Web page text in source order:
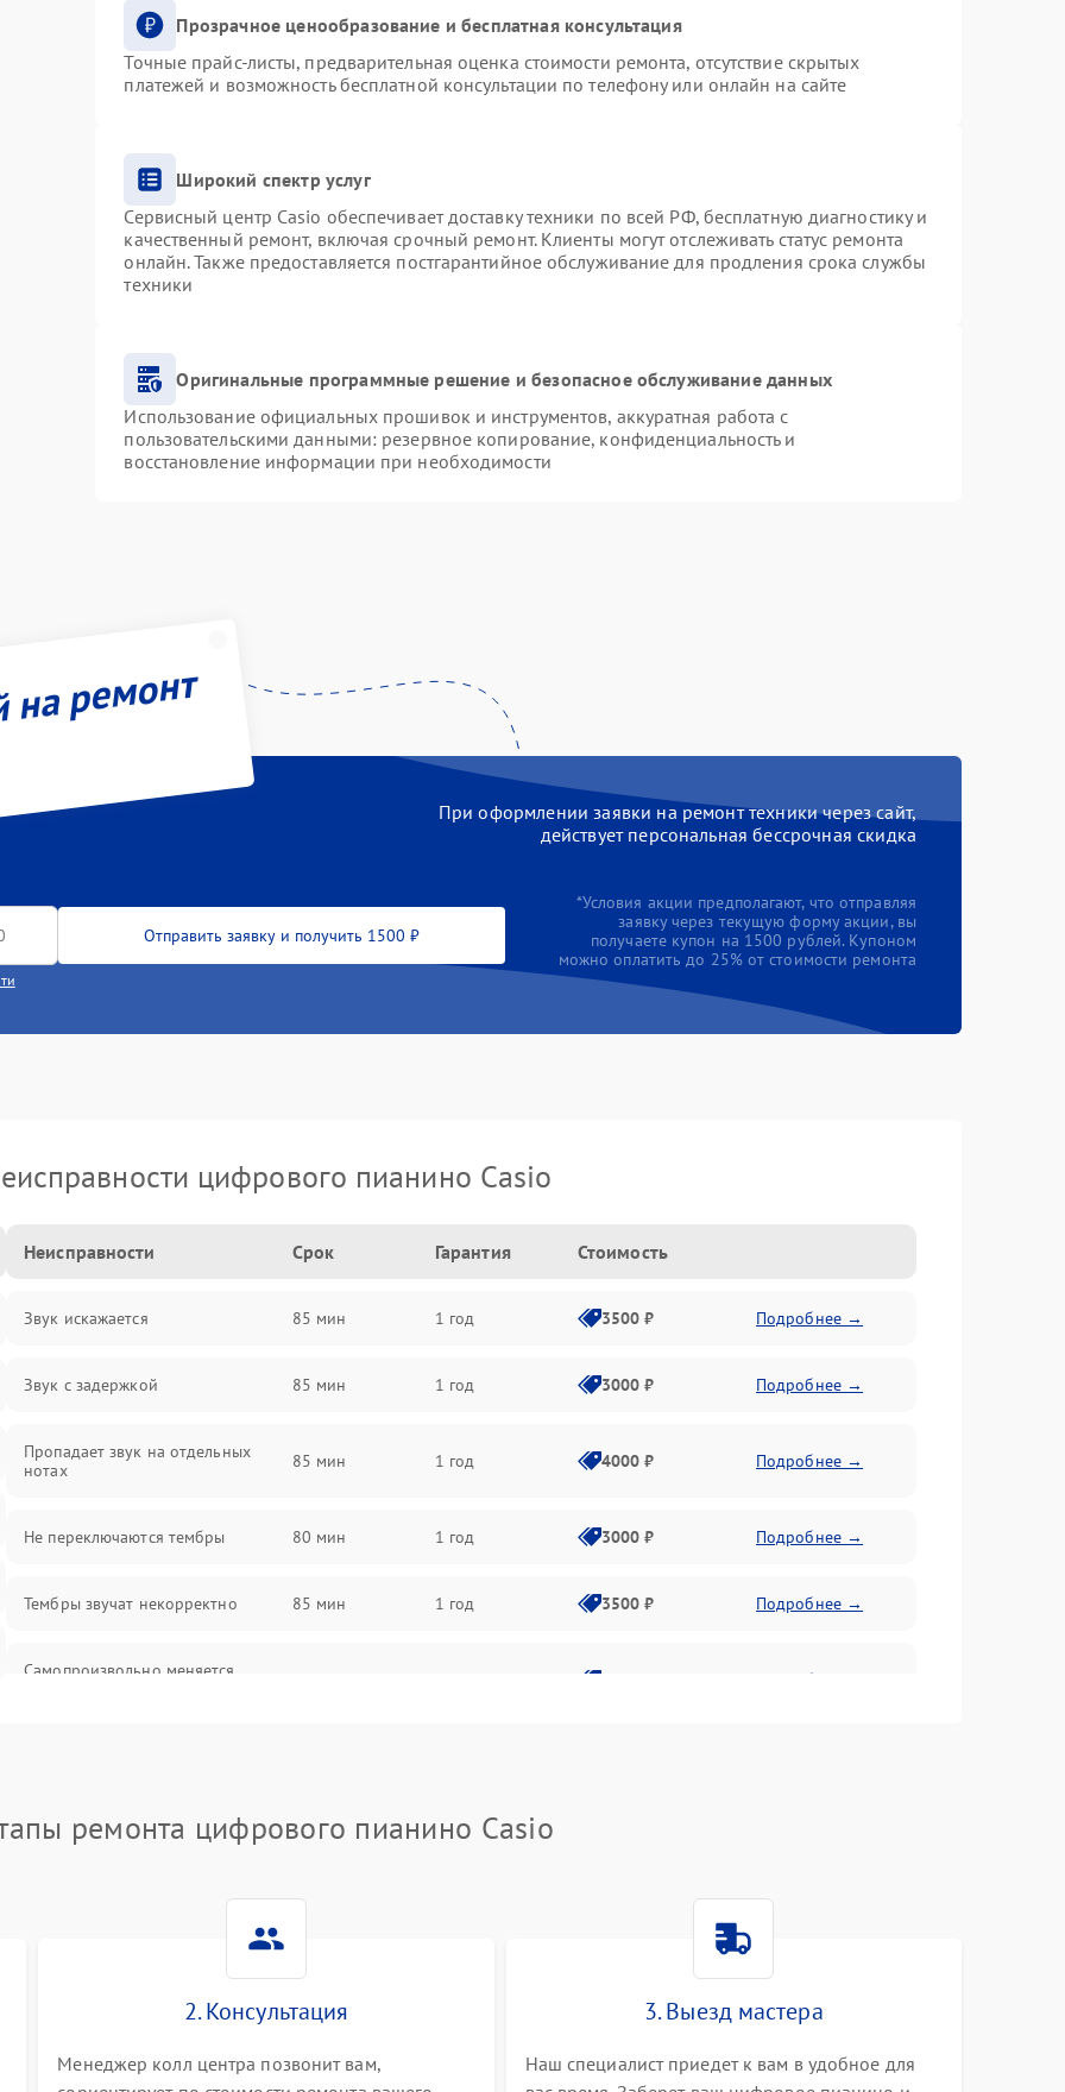
Прозрачное ценообразование и бесплатная консультация
Точные прайс-листы, предварительная оценка стоимости ремонта, отсутствие скрытых
платежей и возможность бесплатной консультации по телефону или онлайн на сайте
Широкий спектр услуг
Сервисный центр Casio обеспечивает доставку техники по всей РФ, бесплатную диагностику и
качественный ремонт, включая срочный ремонт. Клиенты могут отслеживать статус ремонта
онлайн. Также предоставляется постгарантийное обслуживание для продления срока службы
техники
Оригинальные программные решение и безопасное обслуживание данных
Использование официальных прошивок и инструментов, аккуратная работа с
пользовательскими данными: резервное копирование, конфиденциальность и
восстановление информации при необходимости
ремонт
При оформлении заявки на ремонт техники через сайт,
действует персональная бессрочная скидка
Отправить заявку и получить 1500 ₽
*Условия акции предполагают, что отправляя
заявку через текущую форму акции, вы
получаете купон на 1500 рублей. Купоном
можно оплатить до 25% от стоимости ремонта
цифрового пианино Casio
Неисправности Срок Гарантия Стоимость
Звук искажается 85 мин 1 год 3500 ₽ Подробнее →
Звук с задержкой 85 мин 1 год 3000 ₽ Подробнее →
Пропадает звук на отдельных
нотах
85 мин 1 год 4000 ₽ Подробнее →
Не переключаются тембры 80 мин 1 год 3000 ₽ Подробнее →
Тембры звучат некорректно 85 мин 1 год 3500 ₽ Подробнее →
Самопроизвольно меняется
2800 ₽ Подробнее →
ремонта цифрового пианино Casio
2. Консультация
Менеджер колл центра позвонит вам,
3. Выезд мастера
Наш специалист приедет к вам в удобное для